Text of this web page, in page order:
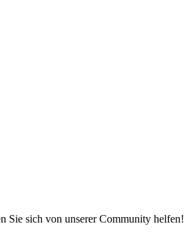
Sie sich von unserer Community helfen!